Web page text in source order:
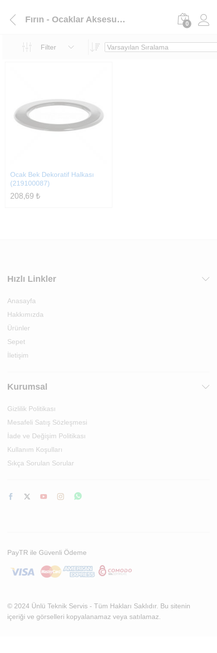
Fırın - Ocaklar Aksesuarlar 0
Filter
Ocak Bek Dekoratif Halkası
(219100087)
208,69 ₺
Hızlı Linkler
Anasayfa
Hakkımızda
Ürünler
Sepet
İletişim
Kurumsal
Gizlilik Politikası
Mesafeli Satış Sözleşmesi
İade ve Değişim Politikası
Kullanım Koşulları
Sıkça Sorulan Sorular
© 2024 Ünlü Teknik Servis - Tüm Hakları Saklıdır. Bu sitenin
içeriği ve görselleri kopyalanamaz veya satılamaz.
PayTR ile Güvenli Ödeme